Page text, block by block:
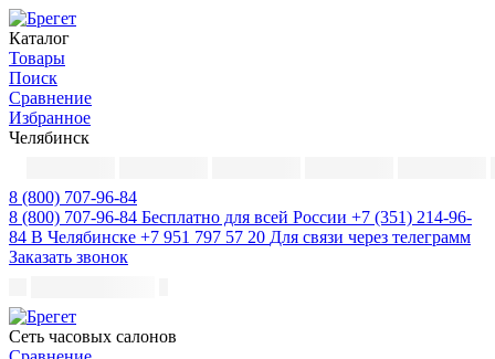
Каталог
Товары
Поиск
Сравнение
Избранное
Челябинск
8 (800) 707-96-84
8 (800) 707-96-84 Бесплатно для всей России +7 (351) 214-96-
84 В Челябинске +7 951 797 57 20 Для связи через телеграмм
Заказать звонок
Cеть часовых салонов